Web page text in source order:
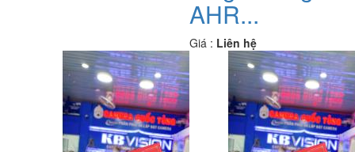
AHR...
Giá : Liên hệ